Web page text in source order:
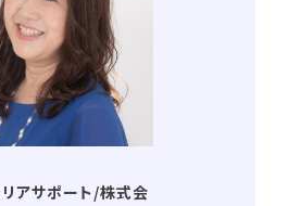
アサポート/株式会